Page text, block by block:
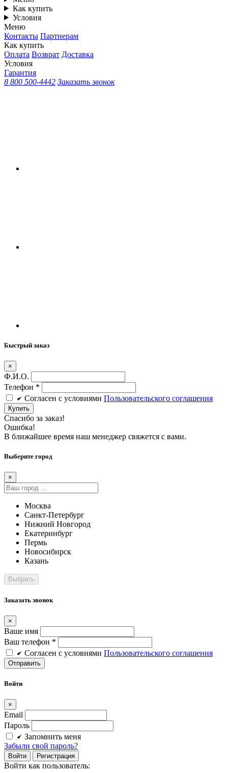
Как купить
Условия
Меню
Контакты Партнерам
Как купить
Оплата Возврат Доставка
Условия
Гарантия
8 800 500-4442 Заказать звонок
Быстрый заказ
×
Ф.И.О.
Телефон *
Cогласен c условиями Пользовательского соглашения
Купить
Спасибо за заказ!
Ошибка!
В ближайшее время наш менеджер свяжется с вами.
Выберите город
×
Москва
Санкт-Петербург
Нижний Новгород
Екатеринбург
Пермь
Новосибирск
Казань
Заказать звонок
×
Ваше имя
Ваш телефон *
Cогласен c условиями Пользовательского соглашения
Войти
×
Email
Пароль
Запомнить меня
Забыли свой пароль?
Войти Регистрация
Войти как пользователь: